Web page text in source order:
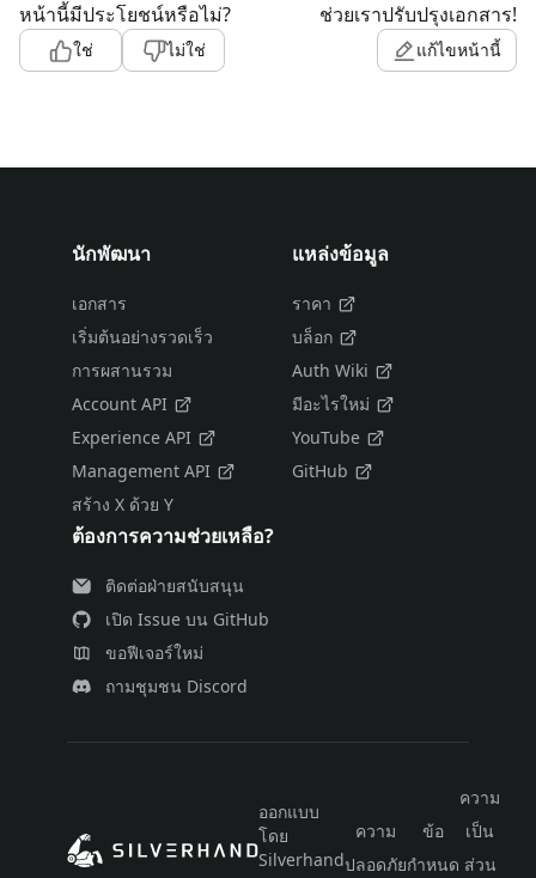
หน้านี้มีประโยชน์หรือไม่?
ใช่ ไม่ใช่
ช่วยเราปรับปรุงเอกสาร!
แก้ไขหน้านี้
นักพัฒนา
เอกสาร
เริ่มต้นอย่างรวดเร็ว
การผสานรวม
Account API
Experience API
Management API
สร้าง X ด้วย Y
แหล่งข้อมูล
ราคา
บล็อก
Auth Wiki
มีอะไรใหม่
YouTube
GitHub
ต้องการความช่วยเหลือ?
ติดต่อฝ่ายสนับสนุน
เปิด Issue บน GitHub
ขอฟีเจอร์ใหม่
ถามชุมชน Discord
ออกแบบ
โดย
Silverhand
ความ
ปลอดภัย
ข้อ
กำหนด
ความ
เป็น
ส่วน